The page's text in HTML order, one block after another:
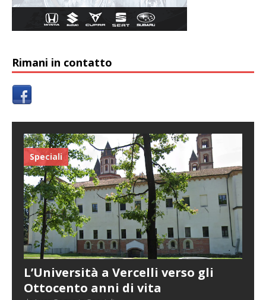
Rimani in contatto
Speciali
L’Università a Vercelli verso gli
Ottocento anni di vita